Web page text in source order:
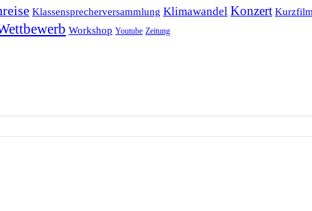
Klassensprecherversammlung Klimawandel Konzert Kurzfilm
Workshop Youtube Zeitung